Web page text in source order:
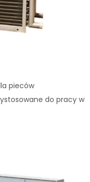
pieców
do pracy w